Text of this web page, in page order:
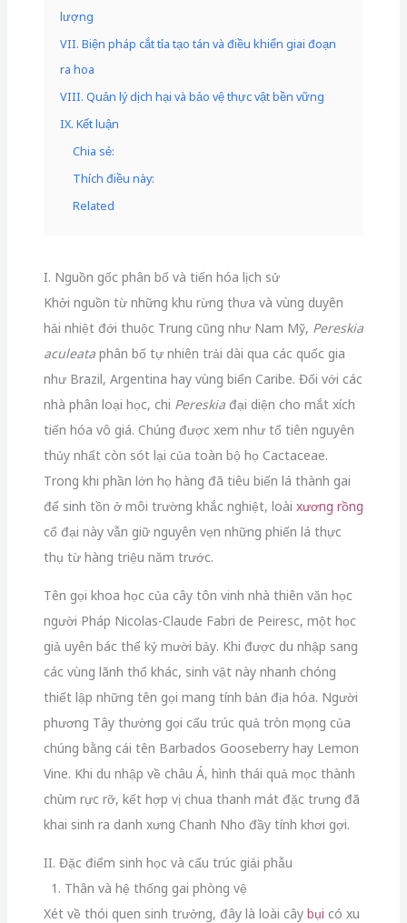
lượng
VII. Biện pháp cắt tỉa tạo tán và điều khiển giai đoạn
ra hoa
VIII. Quản lý dịch hại và bảo vệ thực vật bền vững
IX. Kết luận
Chia sẻ:
Thích điều này:
Related
I. Nguồn gốc phân bố và tiến hóa lịch sử
Khởi nguồn từ những khu rừng thưa và vùng duyên
hải nhiệt đới thuộc Trung cũng như Nam Mỹ, Pereskia
aculeataphân bố tự nhiên trải dài qua các quốc gia
như Brazil, Argentina hay vùng biển Caribe. Đối với các
nhà phân loại học, chi Pereskiađại diện cho mắt xích
tiến hóa vô giá. Chúng được xem như tổ tiên nguyên
thủy nhất còn sót lại của toàn bộ họ Cactaceae.
Trong khi phần lớn họ hàng đã tiêu biến lá thành gai
để sinh tồn ở môi trường khắc nghiệt, loài xương rồng
cổ đại này vẫn giữ nguyên vẹn những phiến lá thực
thụ từ hàng triệu năm trước.
Tên gọi khoa học của cây tôn vinh nhà thiên văn học
người Pháp Nicolas-Claude Fabri de Peiresc, một học
giả uyên bác thế kỷ mười bảy. Khi được du nhập sang
các vùng lãnh thổ khác, sinh vật này nhanh chóng
thiết lập những tên gọi mang tính bản địa hóa. Người
phương Tây thường gọi cấu trúc quả tròn mọng của
chúng bằng cái tên Barbados Gooseberry hay Lemon
Vine. Khi du nhập về châu Á, hình thái quả mọc thành
chùm rực rỡ, kết hợp vị chua thanh mát đặc trưng đã
khai sinh ra danh xưng Chanh Nho đầy tính khơi gợi.
II. Đặc điểm sinh học và cấu trúc giải phẫu
1. Thân và hệ thống gai phòng vệ
Xét về thói quen sinh trưởng, đây là loài cây bụi có xu